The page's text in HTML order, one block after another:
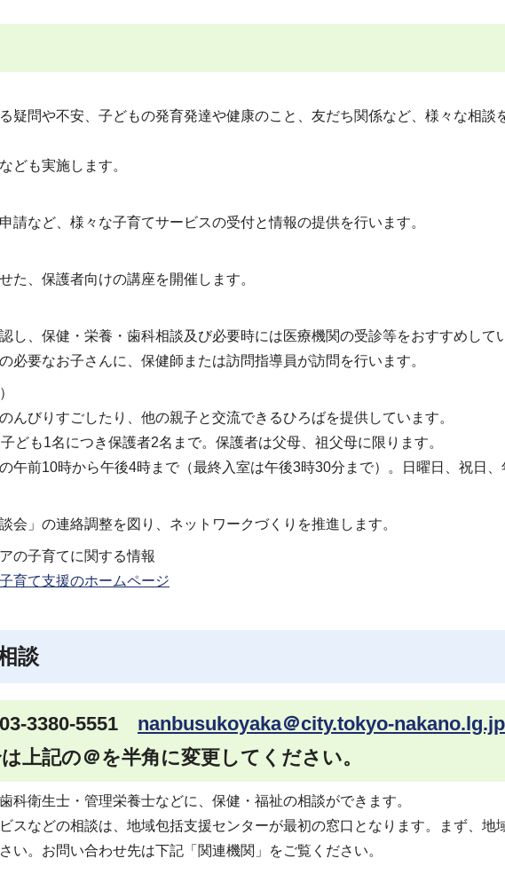
疑問や不安、子どもの発育発達や健康のこと、友だち関係など、様々な相談
ども実施します。
請など、様々な子育てサービスの受付と情報の提供を行います。
た、保護者向けの講座を開催します。
し、保健・栄養・歯科相談及び必要時には医療機関の受診等をおすすめして
必要なお子さんに、保健師または訪問指導員が訪問を行います。
んびりすごしたり、他の親子と交流できるひろばを提供しています。
ども1名につき保護者2名まで。保護者は父母、祖父母に限ります。
午前10時から午後4時まで（最終入室は午後3時30分まで）。日曜日、祝日、
会」の連絡調整を図り、ネットワークづくりを推進します。
の子育てに関する情報
育て支援のホームページ
談
3380-5551 nanbusukoyaka＠city.tokyo-nakano.lg.jp
上記の＠を半角に変更してください。
科衛生士・管理栄養士などに、保健・福祉の相談ができます。
スなどの相談は、地域包括支援センターが最初の窓口となります。まず、地
い。お問い合わせ先は下記「関連機関」をご覧ください。